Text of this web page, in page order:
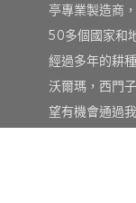
亭專業製造商
50多個國家和
經過多年的耕
沃爾瑪，西門
望有機會通過